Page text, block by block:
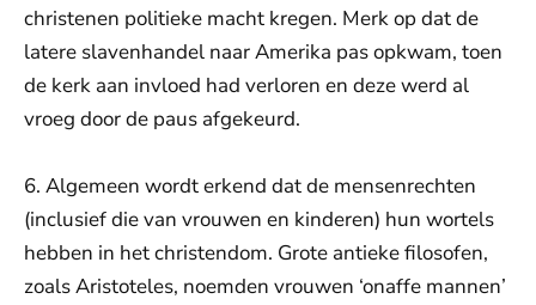
christenen politieke macht kregen. Merk op dat de
latere slavenhandel naar Amerika pas opkwam, toen
de kerk aan invloed had verloren en deze werd al
vroeg door de paus afgekeurd.
6. Algemeen wordt erkend dat de mensenrechten
(inclusief die van vrouwen en kinderen) hun wortels
hebben in het christendom. Grote antieke filosofen,
zoals Aristoteles, noemden vrouwen ‘onaffe mannen’